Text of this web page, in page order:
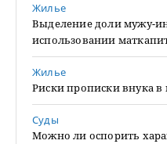
Жилье
Выделение доли мужу-
использовании
Жилье
Риски прописки внука в
Суды
Можно ли оспорить